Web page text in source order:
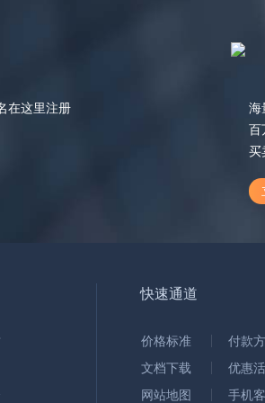
在这里注册
海
百
买
快速通道
价格标准
付款
文档下载
优惠
网站地图
手机